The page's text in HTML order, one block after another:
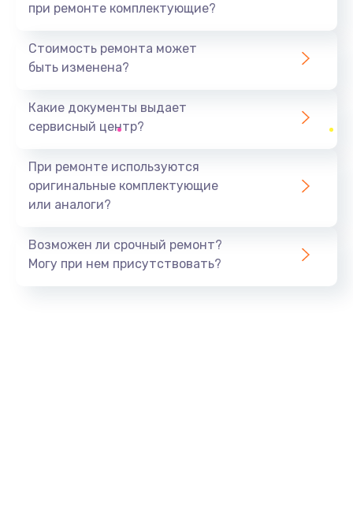
при ремонте комплектующие?
Стоимость ремонта может
быть изменена?
Какие документы выдает
сервисный центр?
При ремонте используются
оригинальные комплектующие
или аналоги?
Возможен ли срочный ремонт?
Могу при нем присутствовать?